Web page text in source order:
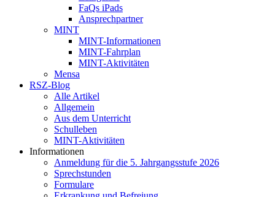
FaQs iPads
Ansprechpartner
MINT
MINT-Informationen
MINT-Fahrplan
MINT-Aktivitäten
Mensa
RSZ-Blog
Alle Artikel
Allgemein
Aus dem Unterricht
Schulleben
MINT-Aktivitäten
Informationen
Anmeldung für die 5. Jahrgangsstufe 2026
Sprechstunden
Formulare